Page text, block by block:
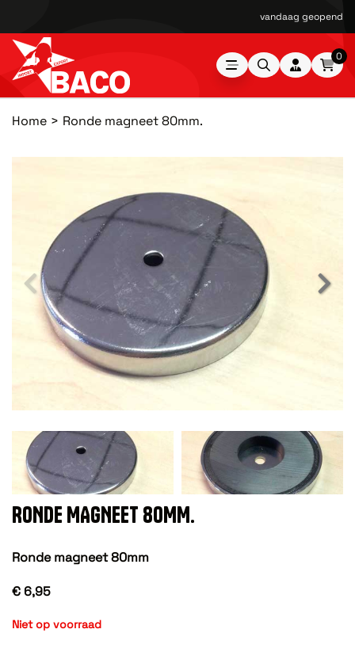
vandaag geopend
0
Home Ronde magneet 80mm.
RONDE MAGNEET 80MM.
Ronde magneet 80mm
€ 6,95
Niet op voorraad